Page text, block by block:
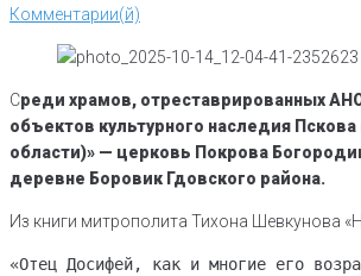
Комментарии(й)
Среди храмов, отреставрированных
объектов культурного наследия
области)» — церковь Покрова
деревне Боровик Гдовского района.
Из книги митрополита Тихона Шевкунова
«Отец Досифей, как и многие его